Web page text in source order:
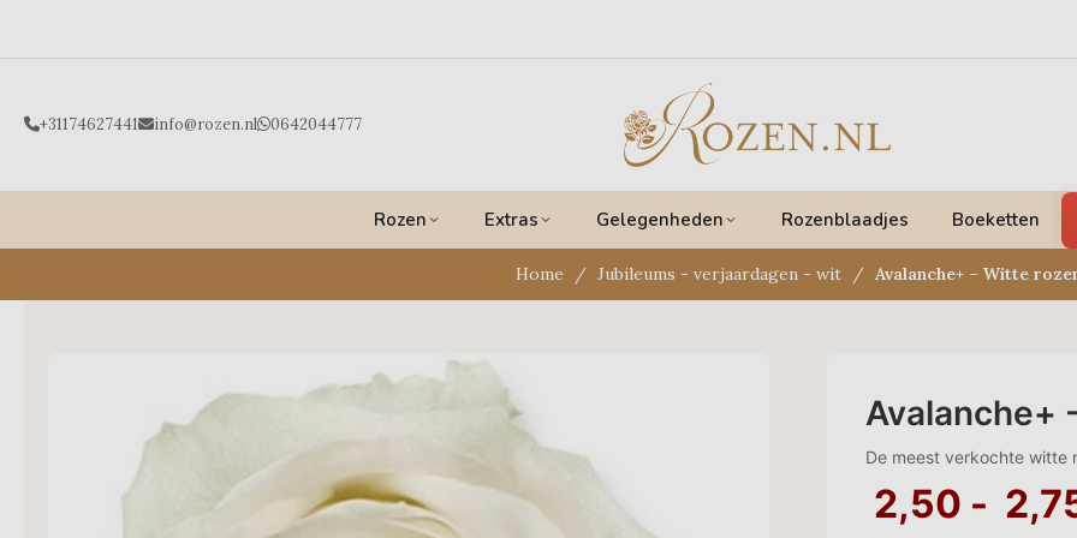
+31174627441 info@rozen.nl 0642044777
Rozen Extras Gelegenheden Rozenblaadjes Boeketten
Home Jubileums - verjaardagen - wit Avalanche+ – Witte
Avalanche+
De meest verkochte witte
2,50 -